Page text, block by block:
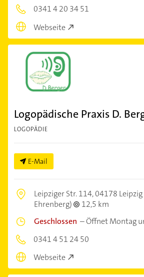
0341 4 20 34 51
Webseite
Logopädische Praxis D.
LOGOPÄDIE
E-Mail
Leipziger Str. 114,04178 Leipzig
Ehrenberg)
12,5 km
Geschlossen –Öffnet Montag
0341 4 51 24 50
Webseite